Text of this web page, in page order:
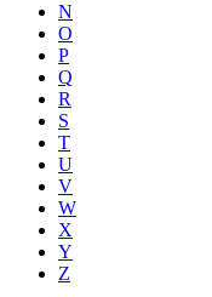
N
O
P
Q
R
S
T
U
V
W
X
Y
Z